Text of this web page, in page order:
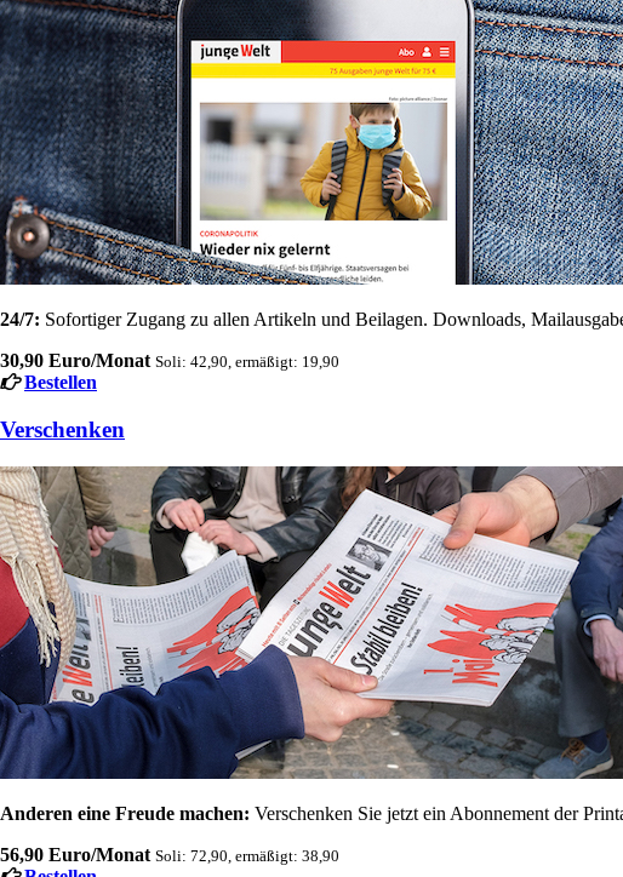
24/7: Sofortiger Zugang zu allen Artikeln und Beilagen. Downloads,
30,90 Euro/Monat Soli: 42,90, ermäßigt: 19,90
Bestellen
Verschenken
Anderen eine Freude machen: Verschenken Sie jetzt ein Abonnement der
56,90 Euro/Monat Soli: 72,90, ermäßigt: 38,90